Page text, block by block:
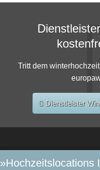
Tritt dem
Dienstleister
»Hochzeitslocations